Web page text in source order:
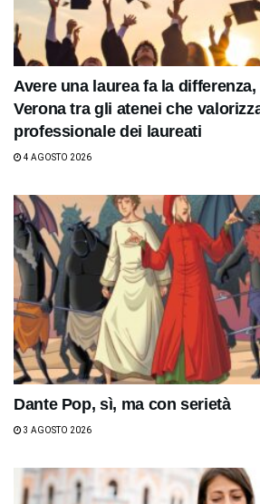
Avere una laurea fa la differenza,
Verona tra gli atenei che
professionale dei laureati
4 AGOSTO 2026
Dante Pop, sì, ma con serietà
3 AGOSTO 2026